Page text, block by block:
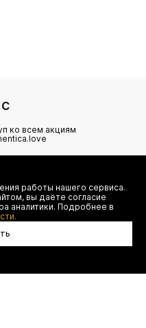
ко всем акциям
и хранение моих
телефон) для получения
от ООО 'БТ
с
работы нашего сервиса.
вы даёте согласие
аналитики. Подробнее в